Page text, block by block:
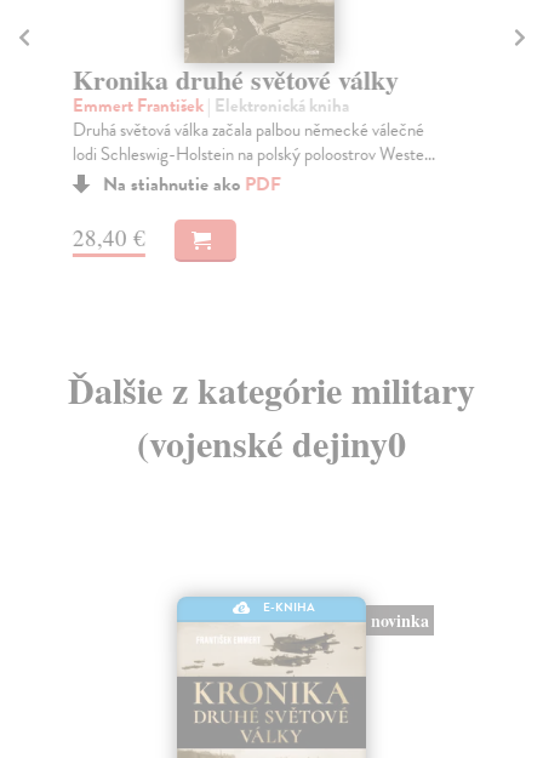
Kronika druhé světové války
Emmert František| Elektronická kniha
Druhá světová válka začala palbou německé válečné
lodi Schleswig-Holstein na polský poloostrov Weste...
Na stiahnutie ako PDF
28,40 €
Ďalšie z kategórie military
(vojenské dejiny0
E-KNIHA
novinka